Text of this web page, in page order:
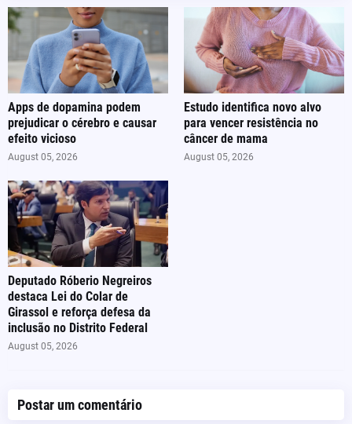
Apps de dopamina podem
prejudicar o cérebro e causar
efeito vicioso
August 05, 2026
Estudo identifica novo alvo
para vencer resistência no
câncer de mama
August 05, 2026
Deputado Róberio Negreiros
destaca Lei do Colar de
Girassol e reforça defesa da
inclusão no Distrito Federal
August 05, 2026
Postar um comentário